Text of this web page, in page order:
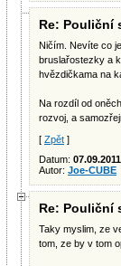
Re: Pouliční
Ničím. Nevíte co
bruslařostezky a
hvězdičkama na
Na rozdíl od
rozvoj, a
[ Zpět ]
Datum: 07.09.2011
Autor: Joe-CUBE
Re: Pouliční
Taky myslim, ze
tom, ze by v tom